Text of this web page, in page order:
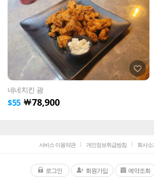
체크아웃 시간은 몇 시인가요?
Q 귀국시 17시 비행도 가능한가요?
1박 무료면 1박 예약을 덜 해도
네네치킨 괌
$55 ￦78,900
서비스 이용약관 개인정보취급방침 회사소
로그인 회원가입 예약조회